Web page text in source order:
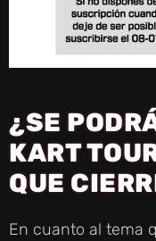
¿SE
KART
QUE
En cuanto al tema